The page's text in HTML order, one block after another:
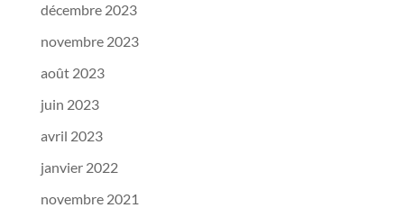
décembre 2023
novembre 2023
août 2023
juin 2023
avril 2023
janvier 2022
novembre 2021